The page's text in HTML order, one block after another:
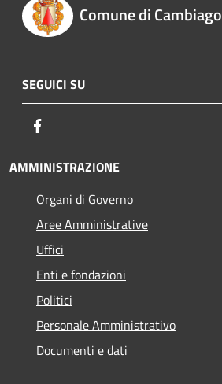
Comune di Cambiago
SEGUICI SU
AMMINISTRAZIONE
Organi di Governo
Aree Amministrative
Uffici
Enti e fondazioni
Politici
Personale Amministrativo
Documenti e dati